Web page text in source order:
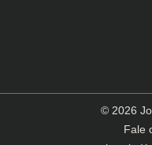
© 2026
Fale